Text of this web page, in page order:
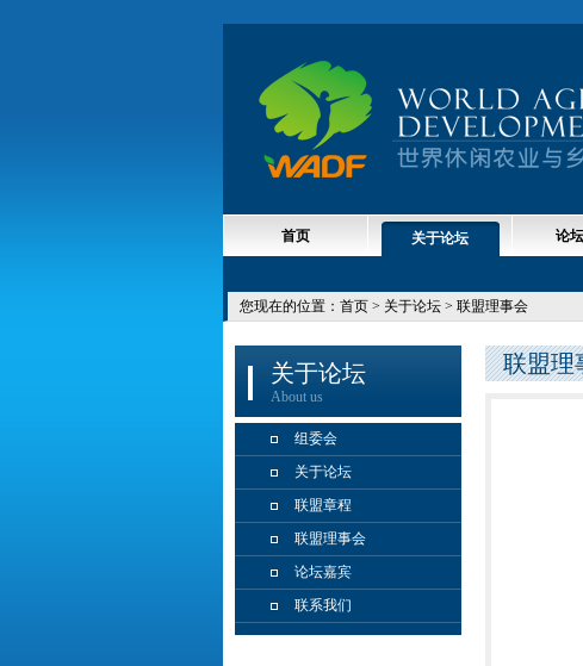
首页 关于论坛 论
您现在的位置： 首页 > 关于论坛 > 联盟理事会
关于论坛
About us
组委会
关于论坛
联盟章程
联盟理事会
论坛嘉宾
联系我们
联盟理